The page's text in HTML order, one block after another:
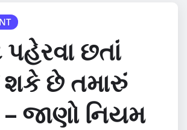
છતાં
શકે છે તમારું
જાણો નિયમ